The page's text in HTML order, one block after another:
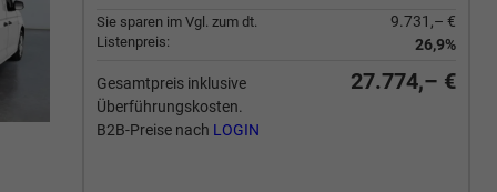
Sie sparen im Vgl. zum dt.
Listenpreis:
9.731,– €
26,9%
Gesamtpreis inklusive
Überführungskosten.
B2B-Preise nach LOGIN
27.774,– €